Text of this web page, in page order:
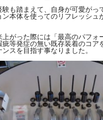
験も踏まえて、自身が可愛がっ
ン本体を使ってのリフレッシュ
上がった際には「最高のパフォ
疵等発症の無い既存装着のコア
スを目指す事なりました。